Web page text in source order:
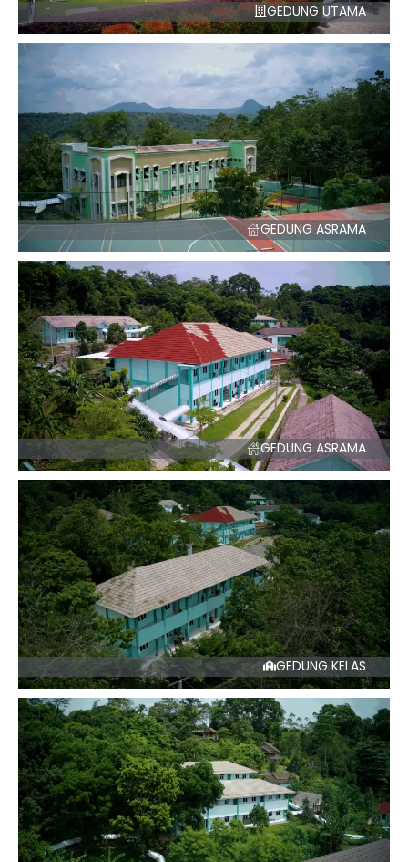
GEDUNG UTAMA
GEDUNG ASRAMA
GEDUNG ASRAMA
GEDUNG KELAS